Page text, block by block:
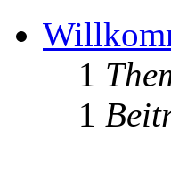
1
1